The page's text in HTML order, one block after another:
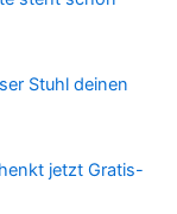
Stuhl deinen
jetzt Gratis-